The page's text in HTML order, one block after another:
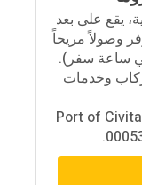
يقع على بعد
وصولاً مريحاً
ساعة سفر).
وخدمات
Port of